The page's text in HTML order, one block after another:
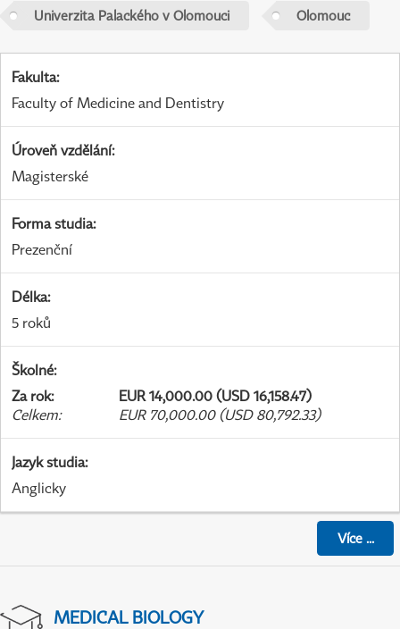
Univerzita Palackého v Olomouci Olomouc
Fakulta:
Faculty of Medicine and Dentistry
Úroveň vzdělání:
Magisterské
Forma studia:
Prezenční
Délka:
5 roků
Školné:
Za rok:
EUR 14,000.00 (USD 16,158.47)
Celkem: EUR 70,000.00 (USD 80,792.33)
Jazyk studia:
Anglicky
Více...
MEDICAL BIOLOGY